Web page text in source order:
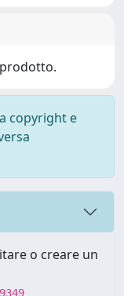
copyright e
o creare un